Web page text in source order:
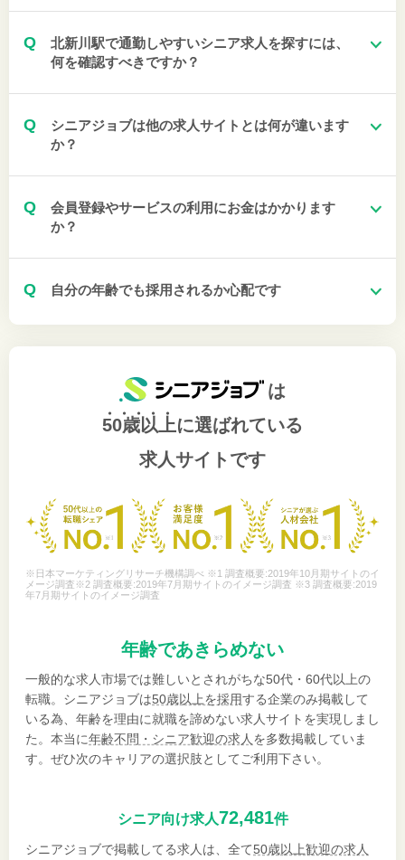
Q
北新川駅で通勤しやすいシニア求人を探すには、
何を確認すべきですか？
Q
シニアジョブは他の求人サイトとは何が違います
か？
Q
会員登録やサービスの利用にお金はかかります
か？
Q 自分の年齢でも採用されるか心配です
は
50歳以上に選ばれている
求人サイトです
※日本マーケティングリサーチ機構調べ ※1 調査概要:2019年10月期サイトのイ
メージ調査※2 調査概要:2019年7月期サイトのイメージ調査 ※3 調査概要:2019
年7月期サイトのイメージ調査
年齢であきらめない
一般的な求人市場では難しいとされがちな50代・60代以上の
転職。シニアジョブは50歳以上を採用する企業のみ掲載して
いる為、年齢を理由に就職を諦めない求人サイトを実現しまし
た。本当に年齢不問・シニア歓迎の求人 を多数掲載していま
す。ぜひ次のキャリアの選択肢としてご利用下さい。
シニア向け求人72,481件
シニアジョブで掲載してる求人は、全て50歳以上歓迎の求人